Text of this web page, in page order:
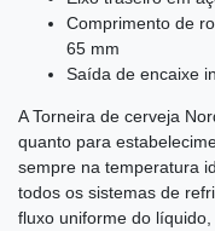
Comprimento de
65 mm
Saída de encaixe
A Torneira de cerveja
quanto para
sempre na temperatura
todos os sistemas de
fluxo uniforme do